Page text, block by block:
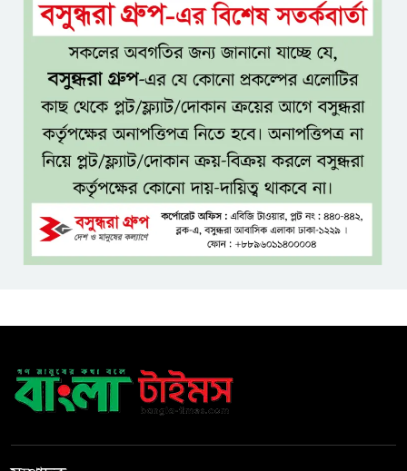
দেশকে এগিয়ে নিতে হবে: প্রধানমন্ত্রী
নীরবে এতিম শিশুদের পাশে সায়েম
সোবহান আনভীর
সেবার মানসিকতা ছাড়া
চিকিৎসাব্যবস্থার মানোন্নয়ন সম্ভব
নয়: প্রধানমন্ত্রী
বিদ্যুৎ-জ্বালানি নিয়ে অস্থিতিশীলতা
সৃষ্টিতে সক্রিয় চক্র: প্রধানমন্ত্রী
তনু হত্যা মামলায় সাবেক
পুনরায় গ্রেপ্তার
হাসিনাকে ঘিরে ঢাকা-দিল্লি সম্পর্কে
নতুন টানাপোড়েন